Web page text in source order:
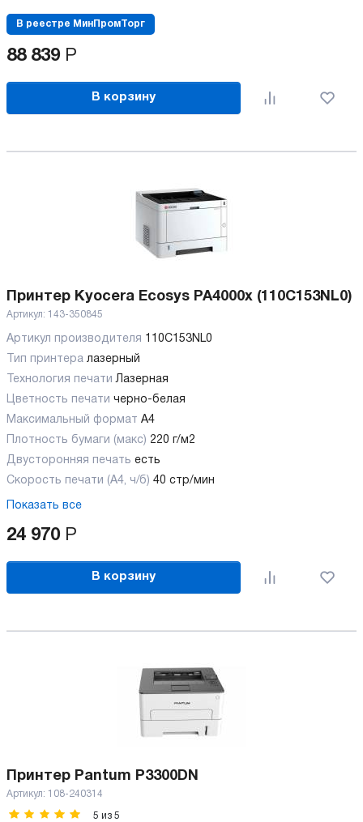
В реестре МинПромТорг
88 839 Р
В корзину
Принтер Kyocera Ecosys PA4000x (110C153NL0)
Артикул: 143-350845
Артикул производителя 110C153NL0
Тип принтера лазерный
Технология печати Лазерная
Цветность печати черно-белая
Максимальный формат А4
Плотность бумаги (макс) 220 г/м2
Двусторонняя печать есть
Скорость печати (А4, ч/б) 40 стр/мин
Показать все
24 970 Р
В корзину
Принтер Pantum P3300DN
Артикул: 108-240314
5 из 5